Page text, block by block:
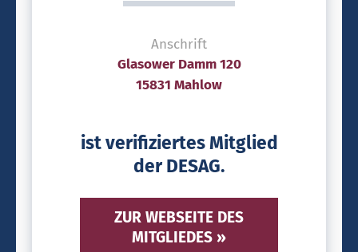
Anschrift
Glasower Damm 120
15831 Mahlow
ist verifiziertes Mitglied
der DESAG.
ZUR WEBSEITE DES
MITGLIEDES »